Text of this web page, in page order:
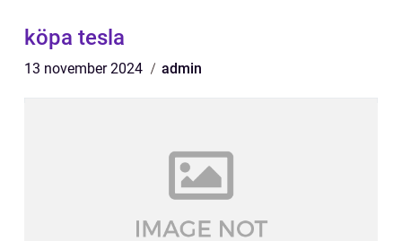
köpa tesla
13 november 2024 admin